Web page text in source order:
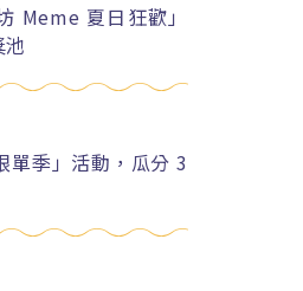
Meme 夏日狂歡」
單季」活動，瓜分 3